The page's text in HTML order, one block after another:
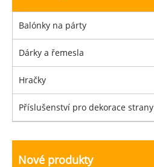
Balónky na párty
Dárky a řemesla
Hračky
Příslušenství pro dekorace strany
Nové produkty